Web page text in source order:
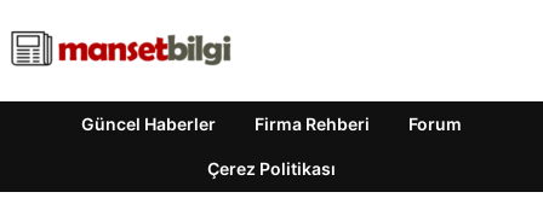
Güncel Haberler Firma Rehberi Forum
Çerez Politikası